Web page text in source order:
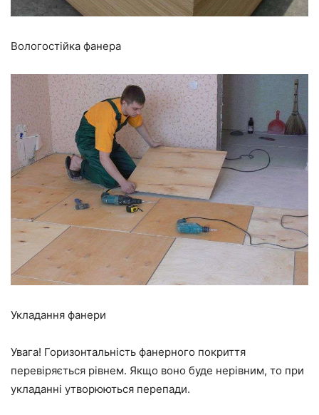
Вологостійка фанера
Укладання фанери
Увага! Горизонтальність фанерного покриття
перевіряється рівнем. Якщо воно буде нерівним, то при
укладанні утворюються перепади.